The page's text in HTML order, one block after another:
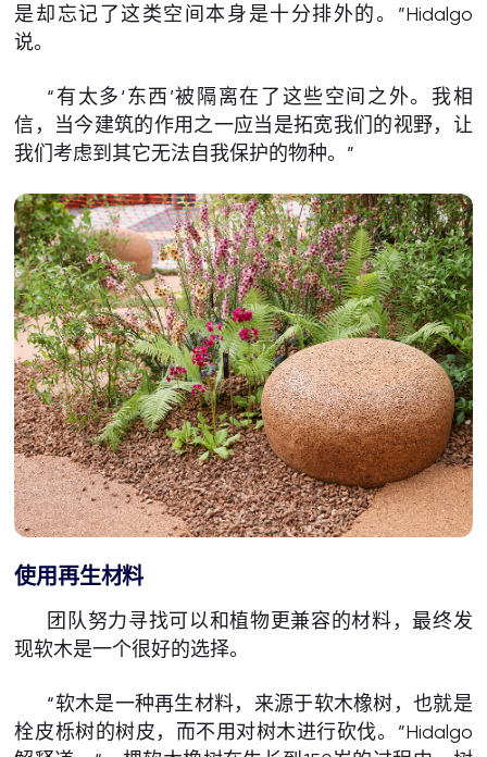
是却忘记了这类空间本身是十分排外的。”Hidalgo
说。
“有太多‘东西’被隔离在了这些空间之外。我相
信，当今建筑的作用之一应当是拓宽我们的视野，让
我们考虑到其它无法自我保护的物种。”
使用再生材料
团队努力寻找可以和植物更兼容的材料，最终发
现软木是一个很好的选择。
“软木是一种再生材料，来源于软木橡树，也就是
栓皮栎树的树皮，而不用对树木进行砍伐。”Hidalgo